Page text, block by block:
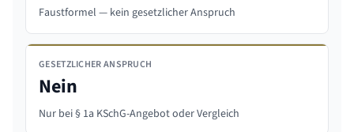
Faustformel — kein gesetzlicher Anspruch
GESETZLICHER ANSPRUCH
Nein
Nur bei § 1a KSchG-Angebot oder Vergleich